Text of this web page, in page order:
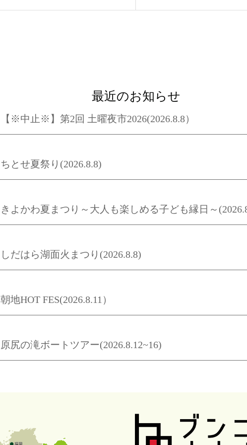
最近のお知らせ
【※中止※】第2回 土曜夜市2026(2026.8.8）
ちとせ夏祭り(2026.8.8)
きよかわ夏まつり～大人も楽しめる子ども縁日～
しだはら湖面火まつり(2026.8.8)
朝地HOT FES(2026.8.11）
原尻の滝ボートツアー(2026.8.12~16)